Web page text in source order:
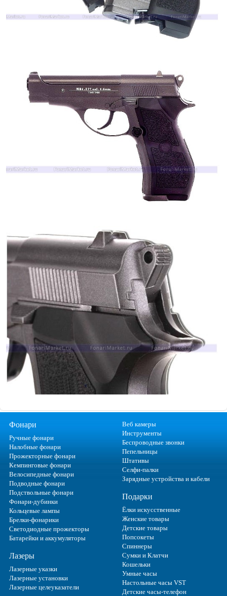
Фонари
Ручные фонари
Налобные фонари
Прожекторные фонари
Кемпинговые фонари
Велосипедные фонари
Подводные фонари
Подствольные фонари
Фонари-дубинки
Кольцевые лампы
Брелки-фонарики
Светодиодные прожекторы
Батарейки и аккумуляторы
Лазеры
Лазерные указки
Лазерные установки
Лазерные целеуказатели
Веб камеры
Инструменты
Беспроводные звонки
Пепельницы
Штативы
Селфи-палки
Зарядные устройства и кабели
Подарки
Ёлки искусственные
Женские товары
Детские товары
Попсокеты
Спиннеры
Сумки и Клатчи
Кошельки
Умные часы
Настольные часы VST
Детские часы-телефон